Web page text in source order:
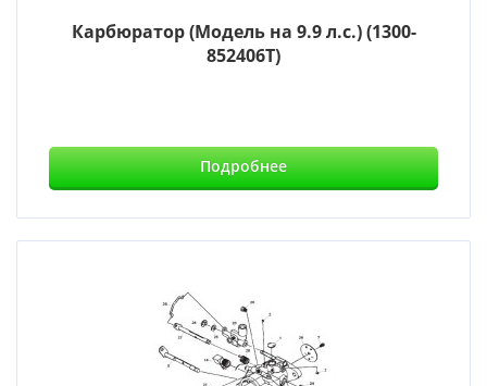
Карбюратор (Модель на 9.9 л.с.) (1300-
852406T)
Подробнее